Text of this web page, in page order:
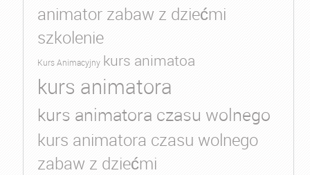
animator zabaw z dziećmi
szkolenie
Kurs Animacyjny kurs animatoa
kurs animatora
kurs animatora czasu wolnego
kurs animatora czasu wolnego
zabaw z dziećmi